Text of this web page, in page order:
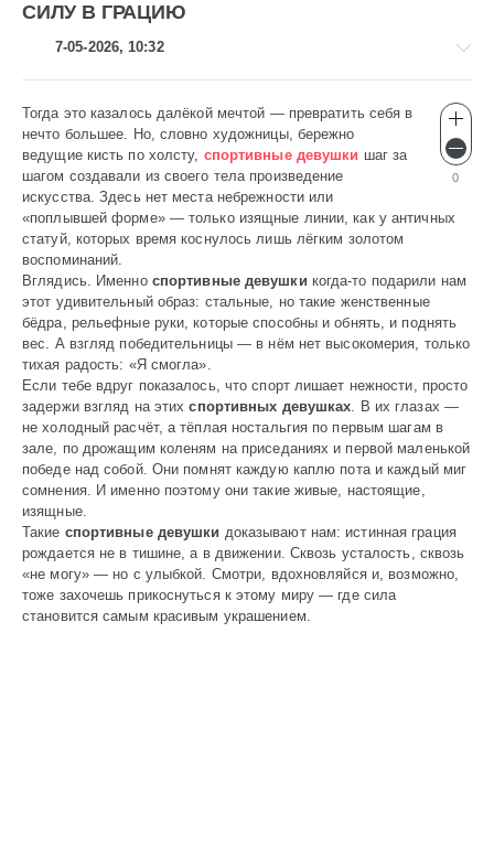
СИЛУ В ГРАЦИЮ
7-05-2026, 10:32
Эротика
Heavy
160
0
0
Тогда это казалось далёкой мечтой — превратить себя в
нечто большее. Но, словно художницы, бережно
ведущие кисть по холсту, спортивные девушки шаг за
шагом создавали из своего тела произведение
искусства. Здесь нет места небрежности или
«поплывшей форме» — только изящные линии, как у античных
статуй, которых время коснулось лишь лёгким золотом
воспоминаний.
Вглядись. Именно спортивные девушки когда-то подарили нам
этот удивительный образ: стальные, но такие женственные
бёдра, рельефные руки, которые способны и обнять, и поднять
вес. А взгляд победительницы — в нём нет высокомерия, только
тихая радость: «Я смогла».
Если тебе вдруг показалось, что спорт лишает нежности, просто
задержи взгляд на этихспортивных девушках . В их глазах —
не холодный расчёт, а тёплая ностальгия по первым шагам в
зале, по дрожащим коленям на приседаниях и первой маленькой
победе над собой. Они помнят каждую каплю пота и каждый миг
сомнения. И именно поэтому они такие живые, настоящие,
изящные.
Такие спортивные девушки доказывают нам: истинная грация
рождается не в тишине, а в движении. Сквозь усталость, сквозь
«не могу» — но с улыбкой. Смотри, вдохновляйся и, возможно,
тоже захочешь прикоснуться к этому миру — где сила
становится самым красивым украшением.